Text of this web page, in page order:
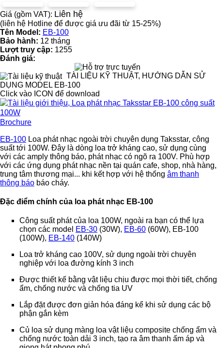
Giá (gồm VAT): Liên hệ
(liên hệ Hotline để được giá ưu đãi từ 15-25%)
Tên Model: EB-100
Bảo hành: 12 tháng
Lượt truy cập: 1255
Đánh giá:
TÀI LIỆU KỸ THUẬT, HƯỚNG DẪN SỬ
DỤNG MODEL EB-100
Click vào ICON để download
Brochure
EB-100 Loa phát nhạc ngoài trời chuyên dụng Taksstar, công
suất tới 100W. Đây là dòng loa trở kháng cao, sử dụng cùng
với các amply thông báo, phát nhạc có ngõ ra 100V. Phù hợp
với các ứng dụng phát nhạc nền tại quán cafe, shop, nhà hàng,
trung tâm thương mại... khi kết hợp với hệ thống âm thanh
thông báo báo cháy.
Đặc điểm chính của loa phát nhạc EB-100
Công suất phát của loa 100W, ngoài ra bạn có thể lựa
chọn các model EB-30 (30W), EB-60 (60W), EB-100
(100W), EB-140 (140W)
Loa trở kháng cao 100V, sử dụng ngoài trời chuyên
nghiệp với loa đường kính 3 inch
Được thiết kế bằng vật liệu chịu được mọi thời tiết, chống
ẩm, chống nước và chống tia UV
Lắp đặt được đơn giản hóa đáng kể khi sử dụng các bộ
phận gắn kèm
Củ loa sử dụng màng loa vật liệu composite chống ẩm và
chống nước toàn dải 3 inch, tạo ra âm thanh ấm áp và